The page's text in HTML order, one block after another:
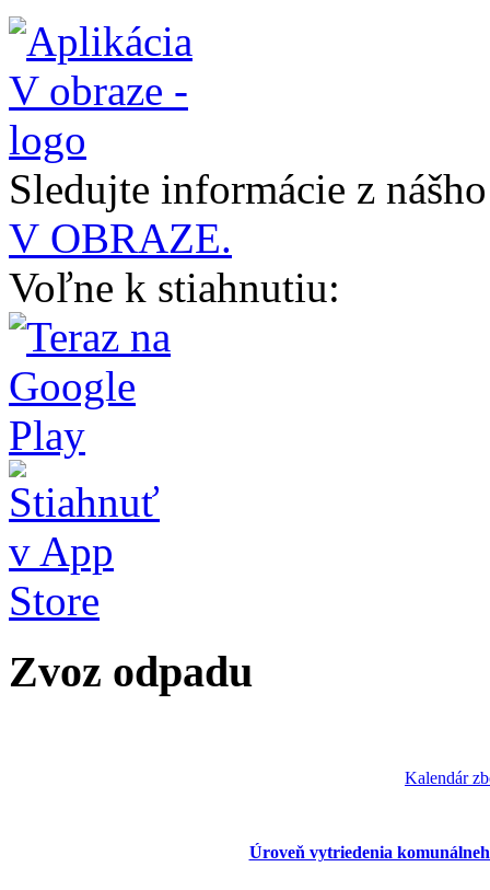
Sledujte informácie z
V OBRAZE.
Voľne k stiahnutiu:
Zvoz odpadu
Kalendár
Úroveň vytriedenia